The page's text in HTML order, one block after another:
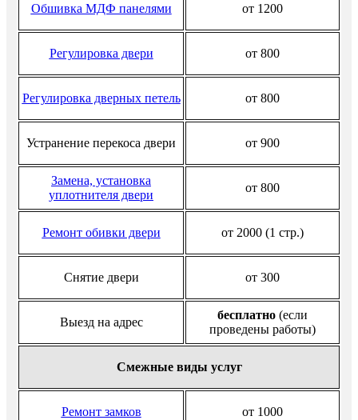
Обшивка МДФ панелями от 1200
Регулировка двери от 800
Регулировка дверных петель от 800
Устранение перекоса двери от 900
Замена, установка
уплотнителя двери
от 800
Ремонт обивки двери от 2000 (1 стр.)
Снятие двери от 300
Выезд на адрес
бесплатно (если
проведены работы)
Смежные виды услуг
Ремонт замков от 1000